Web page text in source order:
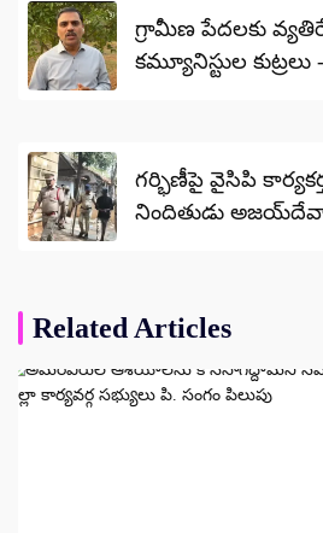
navigation
గ్రామీణ పేదలకు
కమ్యూనిస్టుల కుట్రలు -బీజేపీ సీనియర్ నేత
గర్భిణీపై వైసిపి
నిందితుడు
Related Articles